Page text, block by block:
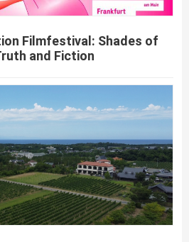
Filmfestival: Shades of
and Fiction